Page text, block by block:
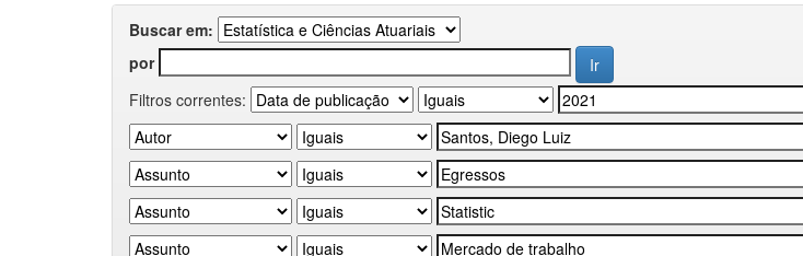
Buscar em:
por
Filtros correntes: